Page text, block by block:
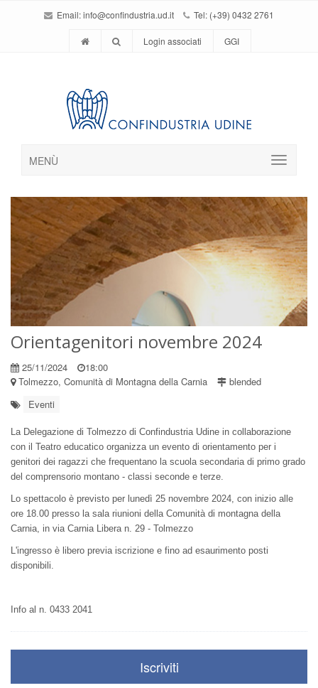
Email:info@confindustria.ud.it Tel: (+39) 0432 2761
Login associati GGI
MENÙ
Orientagenitori novembre 2024
25/11/2024
18:00
Tolmezzo, Comunità di Montagna della Carnia
blended
Eventi
La Delegazione di Tolmezzo di Confindustria Udine in collaborazione
con il Teatro educatico organizza un evento di orientamento per i
genitori dei ragazzi che frequentano la scuola secondaria di primo grado
del comprensorio montano - classi seconde e terze.
Lo spettacolo è previsto per lunedì 25 novembre 2024, con inizio alle
ore 18.00 presso la sala riunioni della Comunità di montagna della
Carnia, in via Carnia Libera n. 29 - Tolmezzo
L'ingresso è libero previa iscrizione e fino ad esaurimento posti
disponibili.
Info al n. 0433 2041
Iscriviti